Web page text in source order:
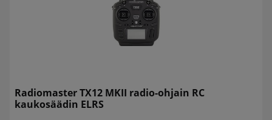
Radiomaster TX12 MKII radio-ohjain RC
kaukosäädin ELRS